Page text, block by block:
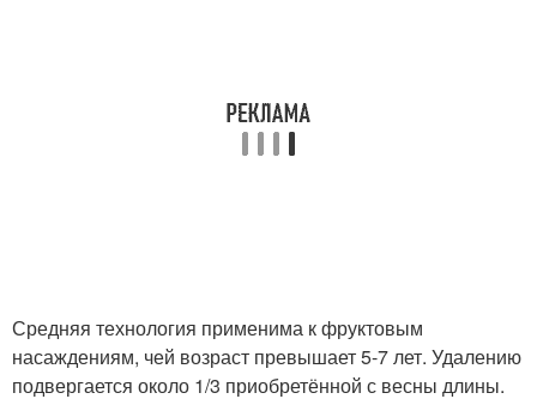
Средняя технология применима к фруктовым
насаждениям, чей возраст превышает 5-7 лет. Удалению
подвергается около 1/3 приобретённой с весны длины.